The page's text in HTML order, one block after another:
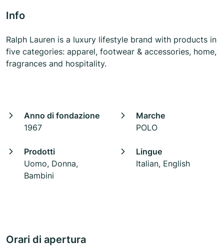
Info
Ralph Lauren is a luxury lifestyle brand with products in
five categories: apparel, footwear & accessories, home,
fragrances and hospitality.
Anno di fondazione
1967
Marche
POLO
Prodotti
Uomo, Donna,
Bambini
Lingue
Italian, English
Orari di apertura